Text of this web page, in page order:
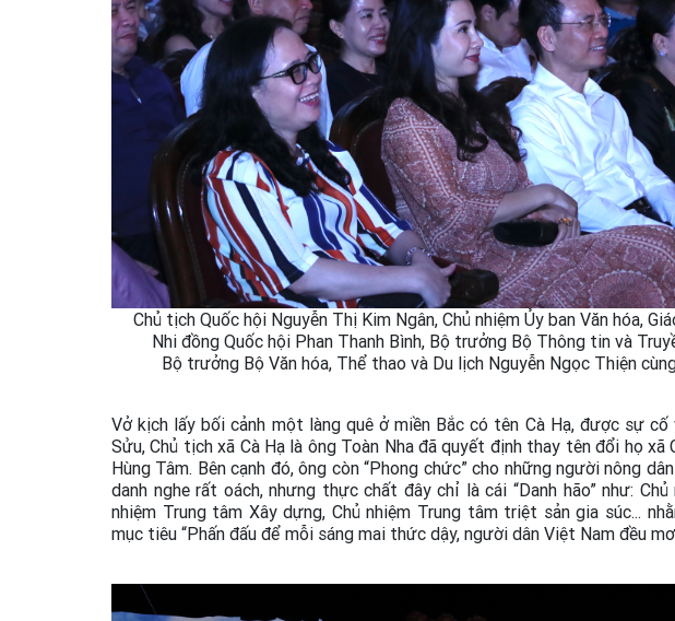
Chủ tịch Quốc hội Nguyễn Thị Kim Ngân, Chủ nhiệm Ủy ban Văn hóa,
Nhi đồng Quốc hội Phan Thanh Bình, Bộ trưởng Bộ Thông tin và
Bộ trưởng Bộ Văn hóa, Thể thao và Du lịch Nguyễn Ngọc Thiện
Vở kịch lấy bối cảnh một làng quê ở miền Bắc có tên Cà Hạ, được sự
Sửu, Chủ tịch xã Cà Hạ là ông Toàn Nha đã quyết định thay tên đổi họ
Hùng Tâm. Bên cạnh đó, ông còn “Phong chức” cho những người nông
danh nghe rất oách, nhưng thực chất đây chỉ là cái “Danh hão” như:
nhiệm Trung tâm Xây dựng, Chủ nhiệm Trung tâm triệt sản gia súc...
mục tiêu “Phấn đấu để mỗi sáng mai thức dậy, người dân Việt Nam đều